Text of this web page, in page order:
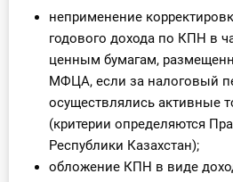
неприменение
годового дохода по КПН в
ценным бумагам,
МФЦА, если за налоговый
осуществлялись активные
(критерии определяются
Республики Казахстан);
обложение КПН в виде